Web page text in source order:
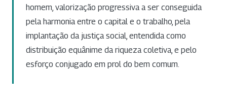
homem, valorização progressiva a ser conseguida
pela harmonia entre o capital e o trabalho, pela
implantação da justiça social, entendida como
distribuição equânime da riqueza coletiva, e pelo
esforço conjugado em prol do bem comum.